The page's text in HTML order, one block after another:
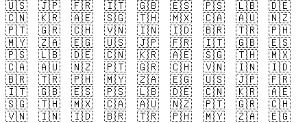
🇺🇸
🇯🇵 🇫🇷 🇮🇹 🇬🇧 🇪🇸 🇵🇸 🇱🇧
🇩🇪
🇨🇳
🇰🇷 🇦🇪 🇸🇬 🇹🇭 🇲🇽 🇨🇦 🇦🇺
🇳🇿
🇵🇹
🇬🇷 🇨🇭 🇻🇳 🇮🇳 🇮🇩 🇧🇷 🇹🇷
🇵🇭
🇲🇾
🇿🇦 🇪🇬 🇺🇸 🇯🇵 🇫🇷 🇮🇹 🇬🇧
🇪🇸
🇵🇸
🇱🇧 🇩🇪 🇨🇳 🇰🇷 🇦🇪 🇸🇬 🇹🇭
🇲🇽
🇨🇦
🇦🇺 🇳🇿 🇵🇹 🇬🇷 🇨🇭 🇻🇳 🇮🇳
🇮🇩
🇧🇷
🇹🇷 🇵🇭 🇲🇾 🇿🇦 🇪🇬 🇺🇸 🇯🇵
🇫🇷
🇮🇹
🇬🇧 🇪🇸 🇵🇸 🇱🇧 🇩🇪 🇨🇳 🇰🇷
🇦🇪
🇸🇬
🇹🇭 🇲🇽 🇨🇦 🇦🇺 🇳🇿 🇵🇹 🇬🇷
🇨🇭
🇻🇳
🇮🇳 🇮🇩 🇧🇷 🇹🇷 🇵🇭 🇲🇾 🇿🇦 🇪🇬